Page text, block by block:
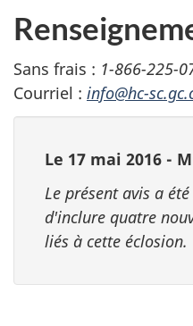
Sans frais : 1-866-225-
Courriel : info@hc-
Le 17 mai 2016 -
Le présent avis a
d'inclure quatre
liés à cette éclosion.